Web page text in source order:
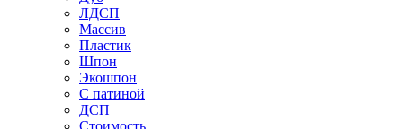
ЛДСП
Массив
Пластик
Шпон
Экошпон
С патиной
ДСП
Стоимость